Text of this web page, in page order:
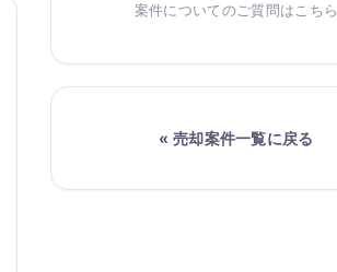
案件についてのご質問はこちら
« 売却案件一覧に戻る